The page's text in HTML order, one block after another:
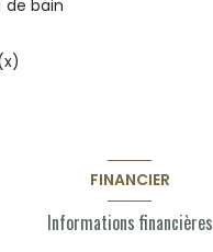
de bain
FINANCIER
Informations financières